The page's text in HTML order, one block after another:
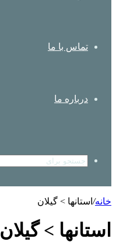
تماس با ما
درباره ما
خانه/ استانها > گیلان
استانها > گیلان